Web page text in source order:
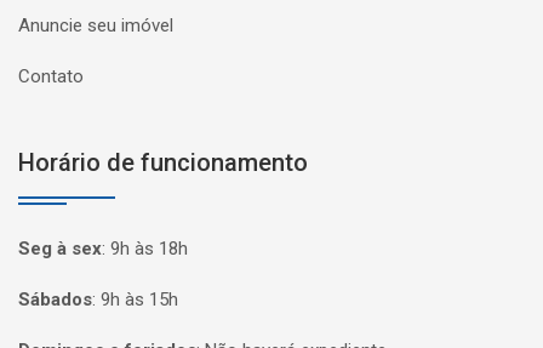
Anuncie seu imóvel
Contato
Horário de funcionamento
Seg à sex: 9h às 18h
Sábados: 9h às 15h